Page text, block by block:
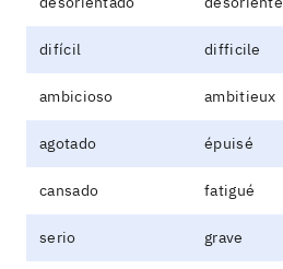
difícil difficile
ambicioso ambitieux
agotado épuisé
cansado fatigué
serio grave